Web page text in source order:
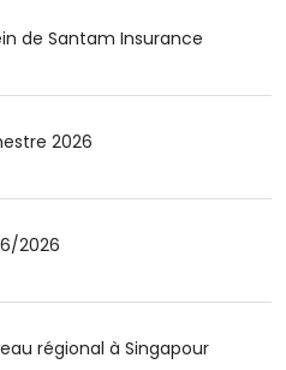
de Santam Insurance
2026
2026
régional à Singapour